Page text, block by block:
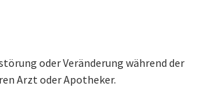
oder Veränderung während der
Arzt oder Apotheker.